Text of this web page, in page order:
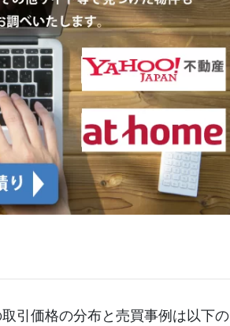
引価格の分布と売買事例は以下の